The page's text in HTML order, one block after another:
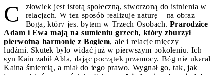
C
złowiek jest istotą społeczną, stworzoną do istnienia w
relacjach. W ten sposób realizuje naturę – na obraz
Boga, który jest bytem w Trzech Osobach. Prarodzice
Adam i Ewa mają na sumieniu grzech, który zburzył
pierwotną harmonię z Bogiem, ale i relacje między
ludźmi. Skutek było widać już w pierwszym pokoleniu. Ich
syn Kain zabił Abla, dając początek przemocy. Bóg nie ukarał
Kaina śmiercią, a miał do tego prawo. Wygnał go, tak, jak